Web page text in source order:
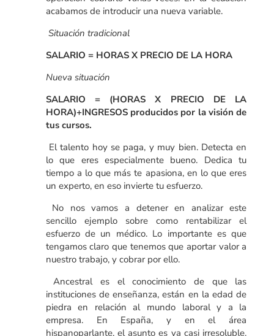
acabamos de introducir una nueva variable.
Situación tradicional
SALARIO = HORAS X PRECIO DE LA HORA
Nueva situación
SALARIO = (HORAS X PRECIO DE LA
HORA)+INGRESOS producidos por la visión de
tus cursos.
El talento hoy se paga, y muy bien. Detecta en
lo que eres especialmente bueno. Dedica tu
tiempo a lo que más te apasiona, en lo que eres
un experto, en eso invierte tu esfuerzo.
No nos vamos a detener en analizar este
sencillo ejemplo sobre como rentabilizar el
esfuerzo de un médico. Lo importante es que
tengamos claro que tenemos que aportar valor a
nuestro trabajo, y cobrar por ello.
Ancestral es el conocimiento de que las
instituciones de enseñanza, están en la edad de
piedra en relación al mundo laboral y a la
empresa. En España, y en el área
hispanoparlante, el asunto es ya casi irresoluble.